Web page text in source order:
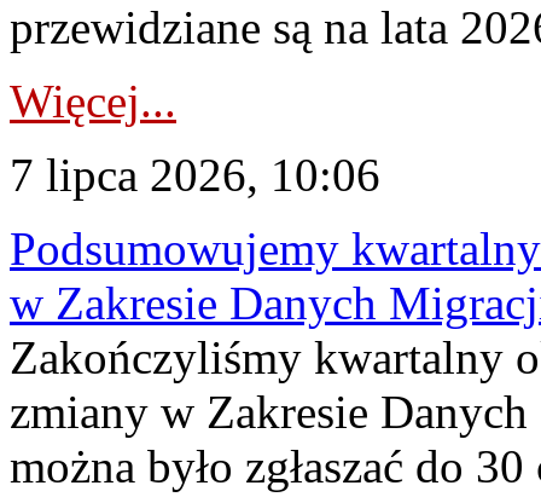
przewidziane są na lata
Więcej...
7 lipca 2026, 10:06
Podsumowujemy
w Zakresie Danych
Zakończyliśmy kwartalny
zmiany w Zakresie
można było zgłaszać do